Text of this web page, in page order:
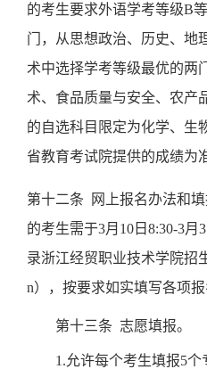
的考生要求外语学考等级B
门，
从思想政治、历史、地
术中选择学考等级最优的两
术、食品质量与安全、 农产
的自选科目限定为化学、生
省教育考试院提供的成绩为
第十二条
网上报名办法和
的考生需于3月 10 日 8:30-3月
录浙江经贸职业技术学院招
n），按要求如实填写各项
第十三条 志愿填报。
1.允许每个考生填报5个